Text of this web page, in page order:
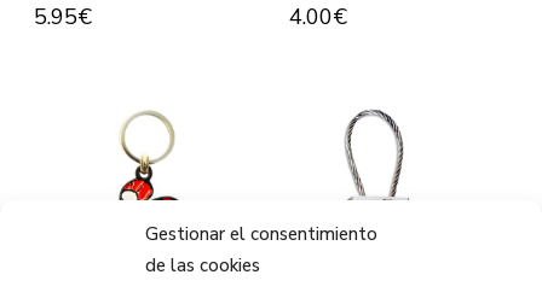
Gestionar el consentimiento
de las cookies
5.95€
4.00€